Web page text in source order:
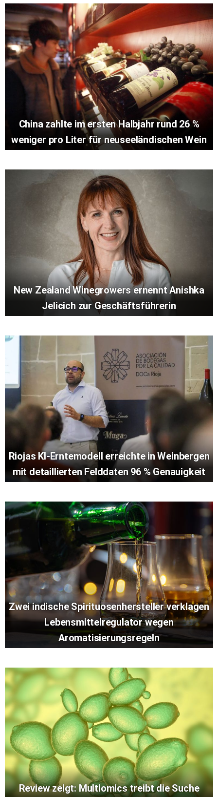
China zahlte im ersten Halbjahr rund 26 %
weniger pro Liter für neuseeländischen Wein
New Zealand Winegrowers ernennt Anishka
Jelicich zur Geschäftsführerin
Riojas KI-Erntemodell erreichte in Weinbergen
mit detaillierten Felddaten 96 % Genauigkeit
Zwei indische Spirituosenhersteller verklagen
Lebensmittelregulator wegen
Aromatisierungsregeln
Review zeigt: Multiomics treibt die Suche